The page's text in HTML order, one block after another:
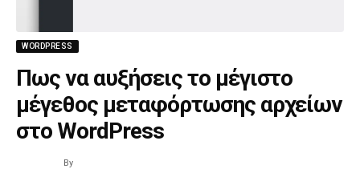
WORDPRESS
Πως να αυξήσεις το μέγιστο
μέγεθος μεταφόρτωσης αρχείων
στο WordPress
By